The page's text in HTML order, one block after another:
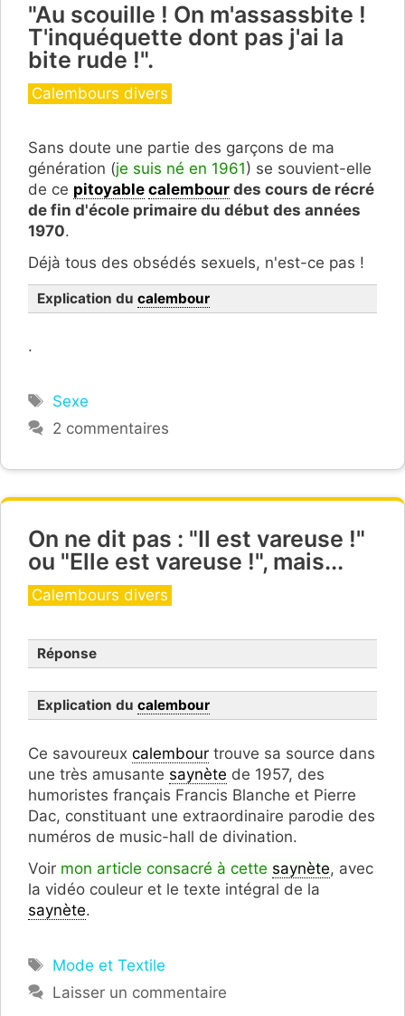
"Au scouille ! On m'assassbite !
T'inquéquette dont pas j'ai la
bite rude !".
Catégories
Calembours divers
Sans doute une partie des garçons de ma
génération (je suis né en 1961) se souvient-elle
de ce pitoyable calembour des cours de récré
de fin d'école primaire du début des années
1970.
Déjà tous des obsédés sexuels, n'est-ce pas !
Explication du calembour
.
Étiquettes
Sexe
2 commentaires
On ne dit pas : "Il est vareuse !"
ou "Elle est vareuse !", mais...
Catégories
Calembours divers
Réponse
Explication du calembour
Ce savoureux calembour trouve sa source dans
une très amusante saynète de 1957, des
humoristes français Francis Blanche et Pierre
Dac, constituant une extraordinaire parodie des
numéros de music-hall de divination.
Voir mon article consacré à cette saynète, avec
la vidéo couleur et le texte intégral de la
saynète.
Étiquettes
Mode et Textile
Laisser un commentaire